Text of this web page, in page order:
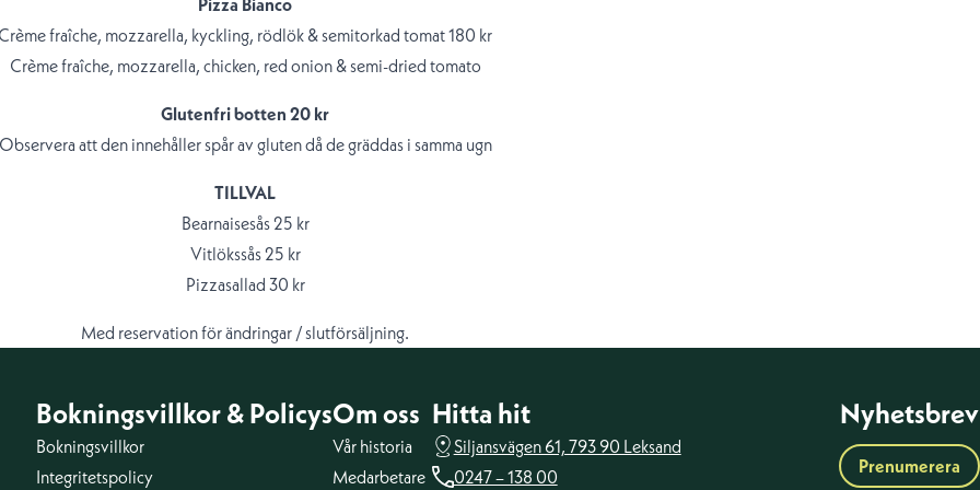
Pizza Bianco
Crème fraîche, mozzarella, kyckling, rödlök & semitorkad tomat 180 kr
Crème fraîche, mozzarella, chicken, red onion & semi-dried tomato
Glutenfri botten 20 kr
Observera att den innehåller spår av gluten då de gräddas i samma ugn
TILLVAL
Bearnaisesås 25 kr
Vitlökssås 25 kr
Pizzasallad 30 kr
Med reservation för ändringar / slutförsäljning.
Bokningsvillkor & Policys
Bokningsvillkor
Integritetspolicy
Om oss
Vår historia
Medarbetare
Hitta hit
Siljansvägen 61, 793 90 Leksand
0247 – 138 00
Nyhetsbrev
Prenumerera